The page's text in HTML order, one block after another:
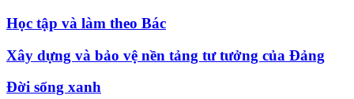
Học tập và làm theo Bác
Xây dựng và bảo vệ nền tảng tư tưởng của Đảng
Đời sống xanh